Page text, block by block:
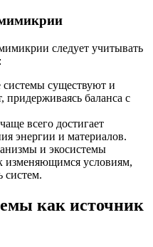
следует учитывать
существуют и
придерживаясь баланса с
всего достигает
энергии и материалов.
и экосистемы
изменяющимся условиям,
систем.
как источник